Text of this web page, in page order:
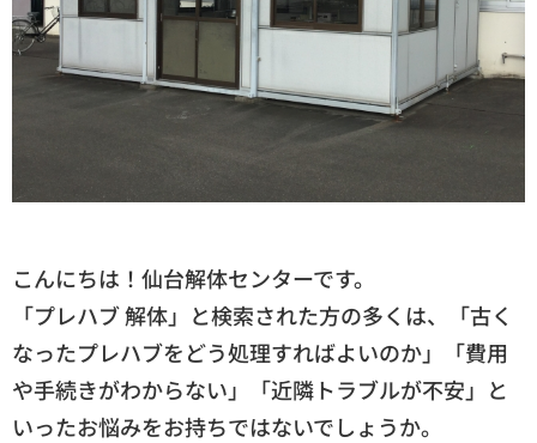
こんにちは！仙台解体センターです。
「プレハブ 解体」と検索された方の多くは、「古く
なったプレハブをどう処理すればよいのか」「費用
や手続きがわからない」「近隣トラブルが不安」と
いったお悩みをお持ちではないでしょうか。